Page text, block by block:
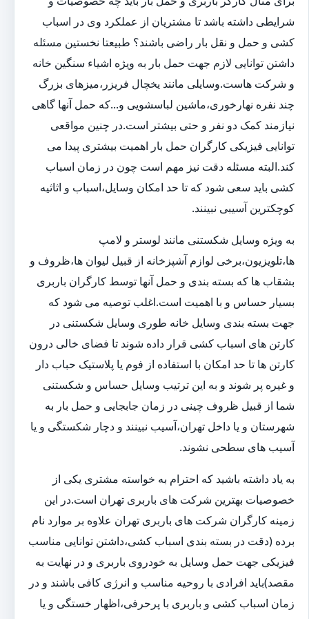
شرایطی داشته باشد تا مشتریان از عملکرد وی در اسباب
کشی و حمل و نقل بار راضی باشند؟ طبیعتا نخستین مسئله
داشتن توانایی لازم جهت حمل بار به ویژه اشیاء سنگین خانه
و شرکت هاست.وسایلی مانند یخچال فریزر،میزهای بزرگ
چند نفره نهارخوری،ماشین لباسشویی و...که حمل آنها گاهی
نیازمند کمک دو نفر و حتی بیشتر است.در چنین مواقعی
توانایی فیزیکی کارگران حمل بار اهمیت بیشتری پیدا می
کند.البته مسئله دقت نیز مهم است چون در زمان اسباب
کشی باید سعی شود که تا حد امکان وسایل،اسباب و اثاثیه
کوچکترین آسیبی نبینند.
به ویژه وسایل شکستنی مانند لوستر و لامپ
ها،تلویزیون،برخی لوازم آشپزخانه از قبیل لیوان ها،ظروف و
بشقاب ها که بسته بندی و حمل آنها توسط کارگران باربری
بسیار حساس و با اهمیت است.اغلب توصیه می شود که
جهت بسته بندی وسایل خانه طوری وسایل شکستنی در
کارتن های اسباب کشی قرار داده شوند تا فضای خالی درون
کارتن ها تا حد امکان با استفاده از فوم یا پلاستیک حباب دار
و غیره پر شوند و به این ترتیب وسایل حساس و شکستنی
شما از قبیل ظروف چینی در زمان جابجایی و حمل بار به
شهرستان و یا داخل تهران،آسیب نبینند و دچار شکستگی و یا
آسیب های سطحی نشوند.
به یاد داشته باشید که احترام به خواسته مشتری یکی از
خصوصیات بهترین شرکت های باربری تهران است.در این
زمینه کارگران شرکت های باربری تهران علاوه بر موارد نام
برده (دقت در بسته بندی اسباب کشی،داشتن توانایی مناسب
فیزیکی جهت حمل وسایل به خودروی باربری و در نهایت به
مقصد)باید افرادی با روحیه مناسب و انرژی کافی باشند و در
زمان اسباب کشی و باربری با پرحرفی،اظهار خستگی و یا